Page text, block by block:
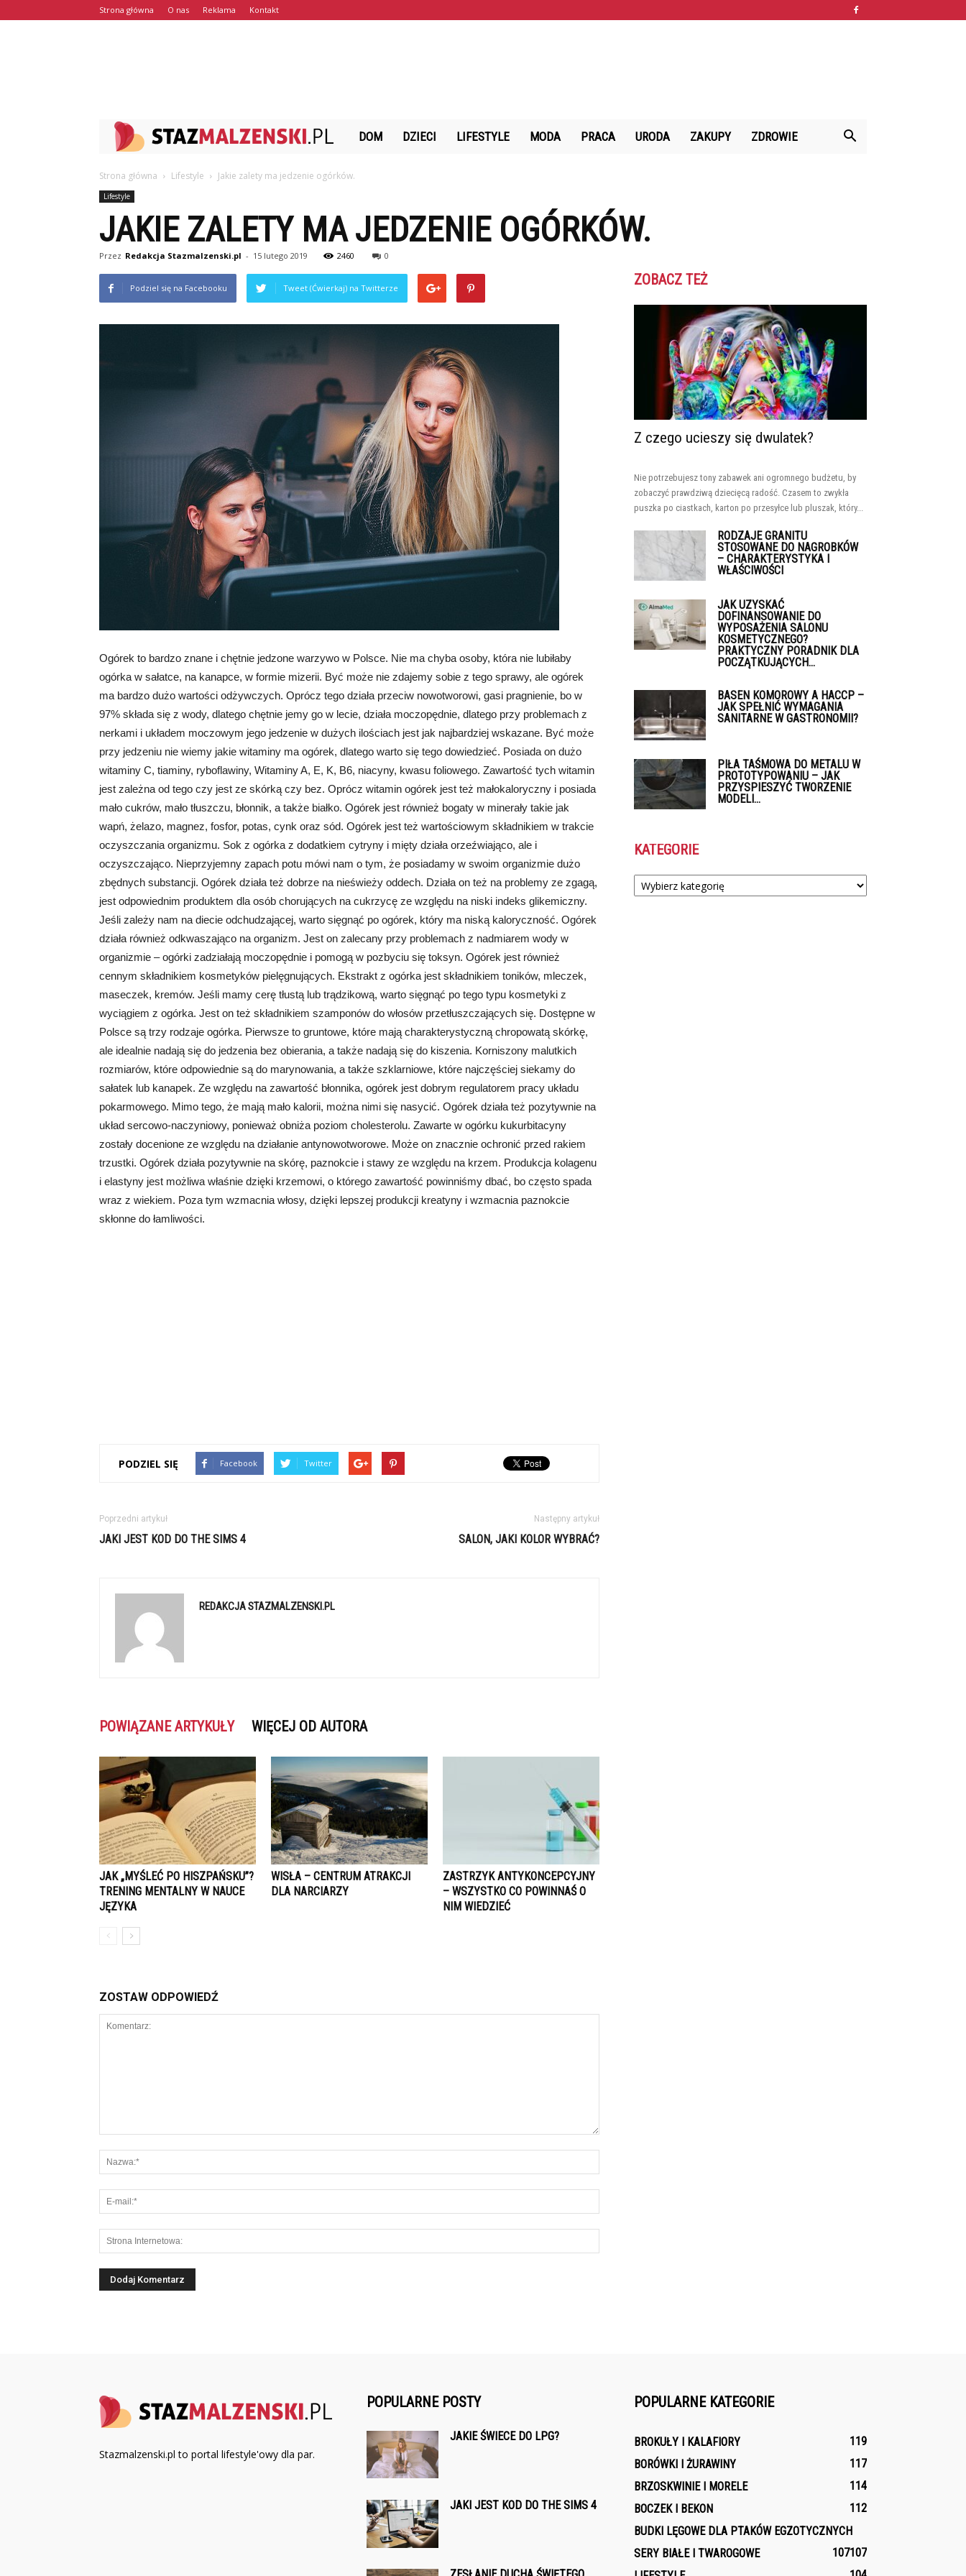
Strona główna O nas Reklama Kontakt
StazMalzenski.pl
DOM DZIECI LIFESTYLE MODA PRACA URODA ZAKUPY ZDROWIE
Strona główna Lifestyle Jakie zalety ma jedzenie ogórków.
Lifestyle
JAKIE ZALETY MA JEDZENIE OGÓRKÓW.
Przez Redakcja Stazmalzenski.pl - 15 lutego 2019 2460 0
Podziel się na Facebooku Tweet (Ćwierkaj) na Twitterze
Ogórek to bardzo znane i chętnie jedzone warzywo w Polsce. Nie ma chyba osoby, która nie lubiłaby
ogórka w sałatce, na kanapce, w formie mizerii. Być może nie zdajemy sobie z tego sprawy, ale ogórek
ma bardzo dużo wartości odżywczych. Oprócz tego działa przeciw nowotworowi, gasi pragnienie, bo w
97% składa się z wody, dlatego chętnie jemy go w lecie, działa moczopędnie, dlatego przy problemach z
nerkami i układem moczowym jego jedzenie w dużych ilościach jest jak najbardziej wskazane. Być może
przy jedzeniu nie wiemy jakie witaminy ma ogórek, dlatego warto się tego dowiedzieć. Posiada on dużo
witaminy C, tiaminy, ryboflawiny, Witaminy A, E, K, B6, niacyny, kwasu foliowego. Zawartość tych witamin
jest zależna od tego czy jest ze skórką czy bez. Oprócz witamin ogórek jest też małokaloryczny i posiada
mało cukrów, mało tłuszczu, błonnik, a także białko. Ogórek jest również bogaty w minerały takie jak
wapń, żelazo, magnez, fosfor, potas, cynk oraz sód. Ogórek jest też wartościowym składnikiem w trakcie
oczyszczania organizmu. Sok z ogórka z dodatkiem cytryny i mięty działa orzeźwiająco, ale i
oczyszczająco. Nieprzyjemny zapach potu mówi nam o tym, że posiadamy w swoim organizmie dużo
zbędnych substancji. Ogórek działa też dobrze na nieświeży oddech. Działa on też na problemy ze zgagą,
jest odpowiednim produktem dla osób chorujących na cukrzycę ze względu na niski indeks glikemiczny.
Jeśli zależy nam na diecie odchudzającej, warto sięgnąć po ogórek, który ma niską kaloryczność. Ogórek
działa również odkwaszająco na organizm. Jest on zalecany przy problemach z nadmiarem wody w
organizmie – ogórki zadziałają moczopędnie i pomogą w pozbyciu się toksyn. Ogórek jest również
cennym składnikiem kosmetyków pielęgnujących. Ekstrakt z ogórka jest składnikiem toników, mleczek,
maseczek, kremów. Jeśli mamy cerę tłustą lub trądzikową, warto sięgnąć po tego typu kosmetyki z
wyciągiem z ogórka. Jest on też składnikiem szamponów do włosów przetłuszczających się. Dostępne w
Polsce są trzy rodzaje ogórka. Pierwsze to gruntowe, które mają charakterystyczną chropowatą skórkę,
ale idealnie nadają się do jedzenia bez obierania, a także nadają się do kiszenia. Korniszony malutkich
rozmiarów, które odpowiednie są do marynowania, a także szklarniowe, które najczęściej siekamy do
sałatek lub kanapek. Ze względu na zawartość błonnika, ogórek jest dobrym regulatorem pracy układu
pokarmowego. Mimo tego, że mają mało kalorii, można nimi się nasycić. Ogórek działa też pozytywnie na
układ sercowo-naczyniowy, ponieważ obniża poziom cholesterolu. Zawarte w ogórku kukurbitacyny
zostały docenione ze względu na działanie antynowotworowe. Może on znacznie ochronić przed rakiem
trzustki. Ogórek działa pozytywnie na skórę, paznokcie i stawy ze względu na krzem. Produkcja kolagenu
i elastyny jest możliwa właśnie dzięki krzemowi, o którego zawartość powinniśmy dbać, bo często spada
wraz z wiekiem. Poza tym wzmacnia włosy, dzięki lepszej produkcji kreatyny i wzmacnia paznokcie
skłonne do łamliwości.
PODZIEL SIĘ Facebook Twitter
Poprzedni artykuł
JAKI JEST KOD DO THE SIMS 4
Następny artykuł
SALON, JAKI KOLOR WYBRAĆ?
REDAKCJA STAZMALZENSKI.PL
POWIĄZANE ARTYKUŁY WIĘCEJ OD AUTORA
JAK „MYŚLEĆ PO HISZPAŃSKU”?
TRENING MENTALNY W NAUCE
JĘZYKA
WISŁA – CENTRUM ATRAKCJI
DLA NARCIARZY
ZASTRZYK ANTYKONCEPCYJNY
– WSZYSTKO CO POWINNAŚ O
NIM WIEDZIEĆ
ZOSTAW ODPOWIEDŹ
ZOBACZ TEŻ
Z czego ucieszy się dwulatek?
Nie potrzebujesz tony zabawek ani ogromnego budżetu, by
zobaczyć prawdziwą dziecięcą radość. Czasem to zwykła
puszka po ciastkach, karton po przesyłce lub pluszak, który...
RODZAJE GRANITU
STOSOWANE DO NAGROBKÓW
– CHARAKTERYSTYKA I
WŁAŚCIWOŚCI
JAK UZYSKAĆ
DOFINANSOWANIE DO
WYPOSAŻENIA SALONU
KOSMETYCZNEGO?
PRAKTYCZNY PORADNIK DLA
POCZĄTKUJĄCYCH...
BASEN KOMOROWY A HACCP –
JAK SPEŁNIĆ WYMAGANIA
SANITARNE W GASTRONOMII?
PIŁA TAŚMOWA DO METALU W
PROTOTYPOWANIU – JAK
PRZYSPIESZYĆ TWORZENIE
MODELI...
KATEGORIE
Kategorie
Stazmalzenski.pl to portal lifestyle'owy dla par.
POPULARNE POSTY
JAKIE ŚWIECE DO LPG?
JAKI JEST KOD DO THE SIMS 4
POPULARNE KATEGORIE
BROKUŁY I KALAFIORY
119
BORÓWKI I ŻURAWINY
117
BRZOSKWINIE I MORELE
114
BOCZEK I BEKON
112
BUDKI LĘGOWE DLA PTAKÓW EGZOTYCZNYCH
107
SERY BIAŁE I TWAROGOWE
107